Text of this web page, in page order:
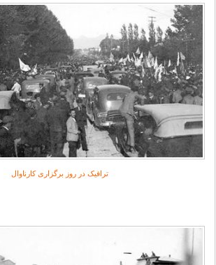
ترافيک در روز برگزاری کارناوال